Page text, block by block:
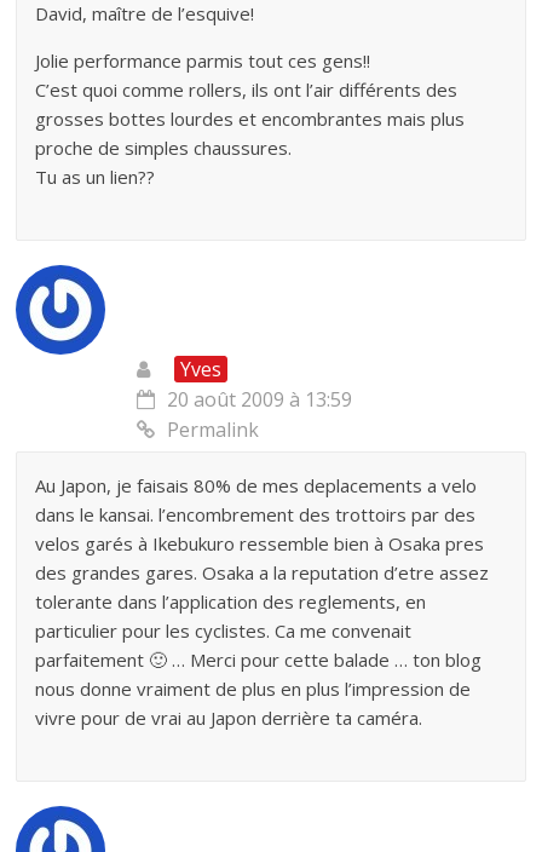
David, maître de l’esquive!
Jolie performance parmis tout ces gens!!
C’est quoi comme rollers, ils ont l’air différents des
grosses bottes lourdes et encombrantes mais plus
proche de simples chaussures.
Tu as un lien??
Yves
20 août 2009 à 13:59
Permalink
Au Japon, je faisais 80% de mes deplacements a velo
dans le kansai. l’encombrement des trottoirs par des
velos garés à Ikebukuro ressemble bien à Osaka pres
des grandes gares. Osaka a la reputation d’etre assez
tolerante dans l’application des reglements, en
particulier pour les cyclistes. Ca me convenait
parfaitement 🙂 … Merci pour cette balade … ton blog
nous donne vraiment de plus en plus l’impression de
vivre pour de vrai au Japon derrière ta caméra.